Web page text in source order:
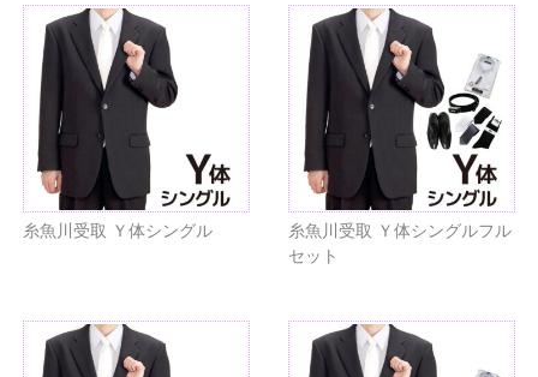
糸魚川受取 Ｙ体シングル
糸魚川受取 Ｙ体シングルフル
セット